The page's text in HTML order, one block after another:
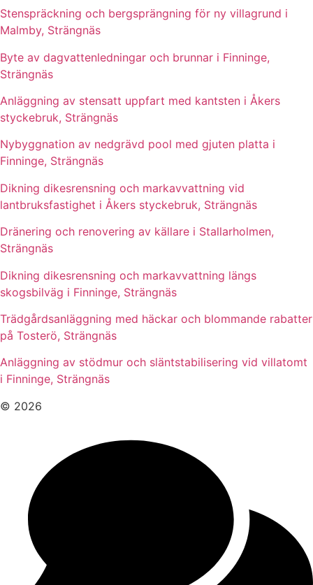
Stenspräckning och bergsprängning för ny villagrund i
Malmby, Strängnäs
Byte av dagvattenledningar och brunnar i Finninge,
Strängnäs
Anläggning av stensatt uppfart med kantsten i Åkers
styckebruk, Strängnäs
Nybyggnation av nedgrävd pool med gjuten platta i
Finninge, Strängnäs
Dikning dikesrensning och markavvattning vid
lantbruksfastighet i Åkers styckebruk, Strängnäs
Dränering och renovering av källare i Stallarholmen,
Strängnäs
Dikning dikesrensning och markavvattning längs
skogsbilväg i Finninge, Strängnäs
Trädgårdsanläggning med häckar och blommande rabatter
på Tosterö, Strängnäs
Anläggning av stödmur och släntstabilisering vid villatomt
i Finninge, Strängnäs
© 2026